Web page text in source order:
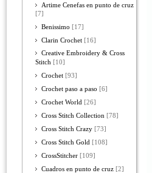
Artime Cenefas en punto de cruz
[7]
Benissimo [17]
Clarin Crochet [16]
Creative Embroidery & Cross
Stitch [10]
Crochet [93]
Crochet paso a paso [6]
Crochet World [26]
Cross Stitch Collection [78]
Cross Stitch Crazy [73]
Cross Stitch Gold [108]
CrossStitcher [109]
Cuadros en punto de cruz [2]